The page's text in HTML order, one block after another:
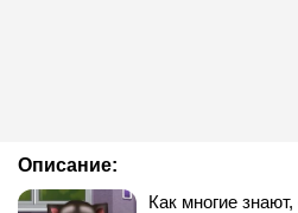
Описание:
Как многие